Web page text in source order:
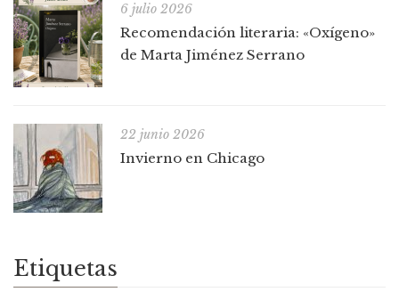
6 julio 2026
Recomendación literaria: «Oxígeno»
de Marta Jiménez Serrano
22 junio 2026
Invierno en Chicago
Etiquetas